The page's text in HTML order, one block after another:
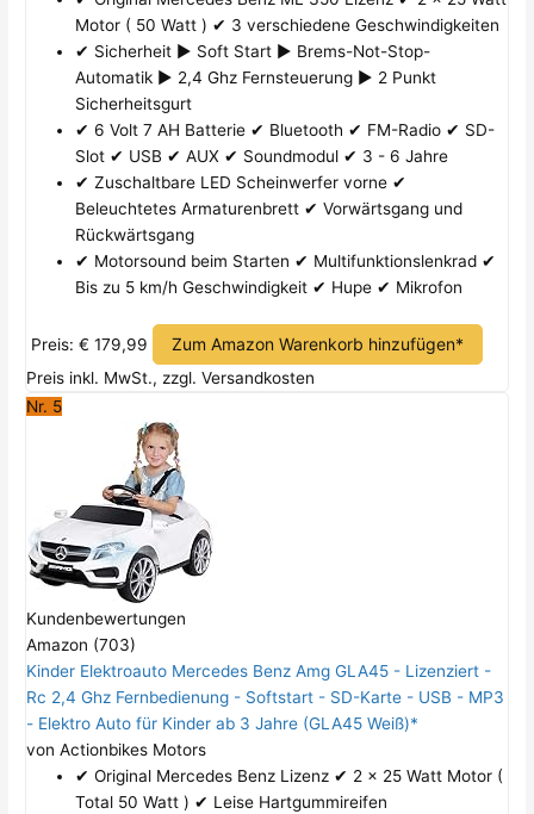
Motor ( 50 Watt ) ✔ 3 verschiedene Geschwindigkeiten
✔ Sicherheit ► Soft Start ► Brems-Not-Stop-
Automatik ► 2,4 Ghz Fernsteuerung ► 2 Punkt
Sicherheitsgurt
✔ 6 Volt 7 AH Batterie ✔ Bluetooth ✔ FM-Radio ✔ SD-
Slot ✔ USB ✔ AUX ✔ Soundmodul ✔ 3 - 6 Jahre
✔ Zuschaltbare LED Scheinwerfer vorne ✔
Beleuchtetes Armaturenbrett ✔ Vorwärtsgang und
Rückwärtsgang
✔ Motorsound beim Starten ✔ Multifunktionslenkrad ✔
Bis zu 5 km/h Geschwindigkeit ✔ Hupe ✔ Mikrofon
Preis: € 179,99 Zum Amazon Warenkorb hinzufügen*
Preis inkl. MwSt., zzgl. Versandkosten
Nr. 5
Kundenbewertungen
Amazon (703)
Kinder Elektroauto Mercedes Benz Amg GLA45 - Lizenziert -
Rc 2,4 Ghz Fernbedienung - Softstart - SD-Karte - USB - MP3
- Elektro Auto für Kinder ab 3 Jahre (GLA45 Weiß)*
von Actionbikes Motors
✔ Original Mercedes Benz Lizenz ✔ 2 x 25 Watt Motor (
Total 50 Watt ) ✔ Leise Hartgummireifen